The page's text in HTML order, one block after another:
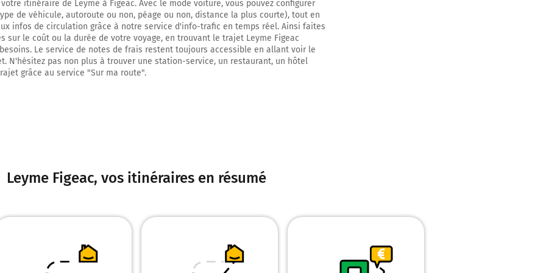
mètres
rond-point, prendre la 2ème sortie sur D813 (Avenue du Maréchal Foch) et continuer sur
mètres
km
itinéraire de Leyme à Figeac. Avec le mode voiture, vous pouvez configurer
de véhicule, autoroute ou non, péage ou non, distance la plus courte), tout en
infos de circulation grâce à notre service d'info-trafic en temps réel. Ainsi faites
sur le coût ou la durée de votre voyage, en trouvant le trajet Leyme Figeac
Le service de notes de frais restent toujours accessible en allant voir le
N'hésitez pas non plus à trouver une station-service, un restaurant, un hôtel
grâce au service "Sur ma route".
Leyme Figeac, vos itinéraires en résumé